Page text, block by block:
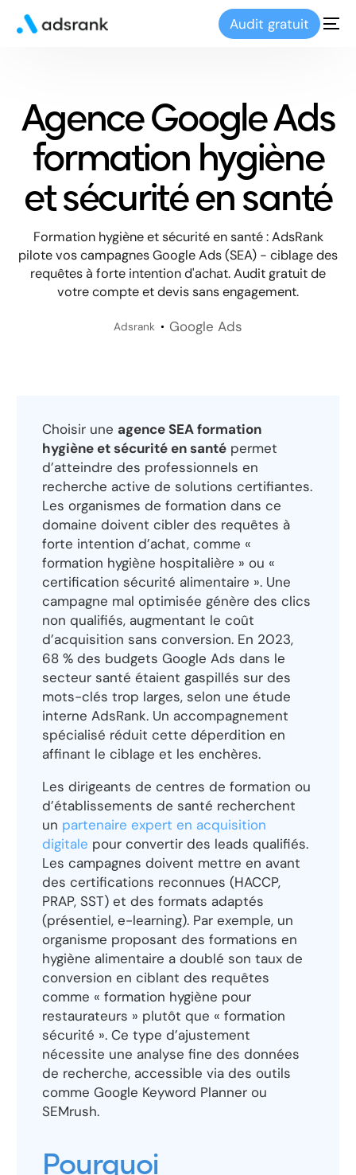
Audit gratuit
Agence Google Ads
formation hygiène
et sécurité en santé
Formation hygiène et sécurité en santé : AdsRank
pilote vos campagnes Google Ads (SEA) - ciblage des
requêtes à forte intention d'achat. Audit gratuit de
votre compte et devis sans engagement.
Adsrank Google Ads
Choisir une agence SEA formation
hygiène et sécurité en santé permet
d’atteindre des professionnels en
recherche active de solutions certifiantes.
Les organismes de formation dans ce
domaine doivent cibler des requêtes à
forte intention d’achat, comme «
formation hygiène hospitalière » ou «
certification sécurité alimentaire ». Une
campagne mal optimisée génère des clics
non qualifiés, augmentant le coût
d’acquisition sans conversion. En 2023,
68 % des budgets Google Ads dans le
secteur santé étaient gaspillés sur des
mots-clés trop larges, selon une étude
interne AdsRank. Un accompagnement
spécialisé réduit cette déperdition en
affinant le ciblage et les enchères.
Les dirigeants de centres de formation ou
d’établissements de santé recherchent
un partenaire expert en acquisition
digitale pour convertir des leads qualifiés.
Les campagnes doivent mettre en avant
des certifications reconnues (HACCP,
PRAP, SST) et des formats adaptés
(présentiel, e-learning). Par exemple, un
organisme proposant des formations en
hygiène alimentaire a doublé son taux de
conversion en ciblant des requêtes
comme « formation hygiène pour
restaurateurs » plutôt que « formation
sécurité ». Ce type d’ajustement
nécessite une analyse fine des données
de recherche, accessible via des outils
comme Google Keyword Planner ou
SEMrush.